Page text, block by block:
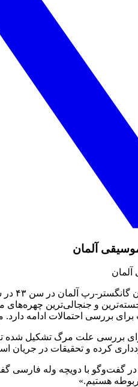
آلمان
در اندوه فرو برده است. تحقیقات درباره مرگ او ادامه دارد.
بررسی احتمالات ادامه
بررسی علت مرگ تشکیل شده
کرده و تحقیقات در جریان
با دویچه وله فارسی
هستیم.»